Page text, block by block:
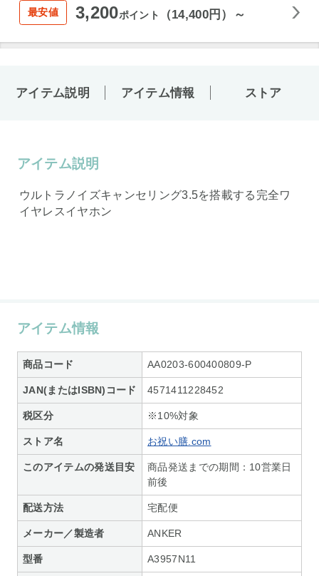
最安値 3,200ポイント （14,400円）～
アイテム説明 アイテム情報 ストア
アイテム説明
ウルトラノイズキャンセリング3.5を搭載する完全ワ
イヤレスイヤホン
アイテム情報
商品コード AA0203-600400809-P
JAN(またはISBN)コード 4571411228452
税区分 ※10%対象
ストア名 お祝い膳.com
このアイテムの発送目安
商品発送までの期間：10営業日
前後
配送方法 宅配便
メーカー／製造者 ANKER
型番 A3957N11